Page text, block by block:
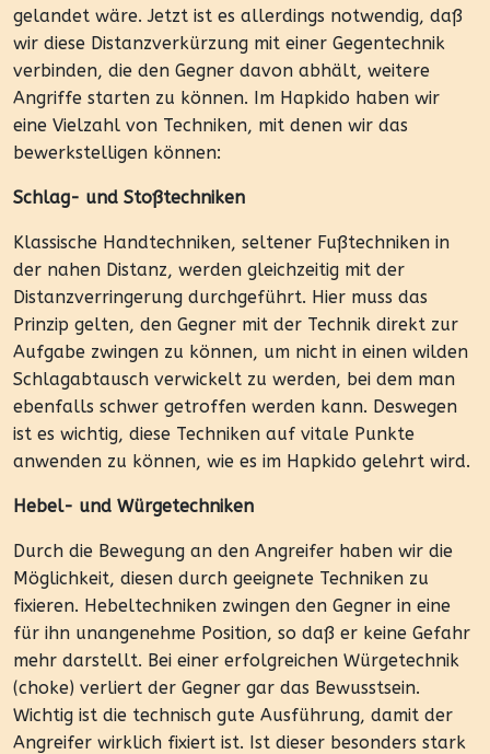
gelandet wäre. Jetzt ist es allerdings notwendig, daß
wir diese Distanzverkürzung mit einer Gegentechnik
verbinden, die den Gegner davon abhält, weitere
Angriffe starten zu können. Im Hapkido haben wir
eine Vielzahl von Techniken, mit denen wir das
bewerkstelligen können:
Schlag- und Stoßtechniken
Klassische Handtechniken, seltener Fußtechniken in
der nahen Distanz, werden gleichzeitig mit der
Distanzverringerung durchgeführt. Hier muss das
Prinzip gelten, den Gegner mit der Technik direkt zur
Aufgabe zwingen zu können, um nicht in einen wilden
Schlagabtausch verwickelt zu werden, bei dem man
ebenfalls schwer getroffen werden kann. Deswegen
ist es wichtig, diese Techniken auf vitale Punkte
anwenden zu können, wie es im Hapkido gelehrt wird.
Hebel- und Würgetechniken
Durch die Bewegung an den Angreifer haben wir die
Möglichkeit, diesen durch geeignete Techniken zu
fixieren. Hebeltechniken zwingen den Gegner in eine
für ihn unangenehme Position, so daß er keine Gefahr
mehr darstellt. Bei einer erfolgreichen Würgetechnik
(choke) verliert der Gegner gar das Bewusstsein.
Wichtig ist die technisch gute Ausführung, damit der
Angreifer wirklich fixiert ist. Ist dieser besonders stark